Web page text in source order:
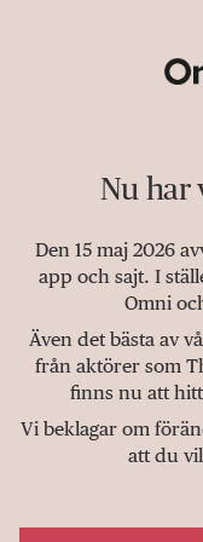
Nu har
Den 15 maj 2026
app och sajt. I
Omni
Även det bästa av
från aktörer som
finns nu att
Vi beklagar om
att du